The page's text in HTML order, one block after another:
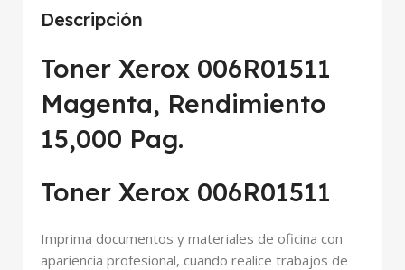
Descripción
Toner Xerox 006R01511
Magenta, Rendimiento
15,000 Pag.
Toner Xerox 006R01511
Imprima documentos y materiales de oficina con
apariencia profesional, cuando realice trabajos de